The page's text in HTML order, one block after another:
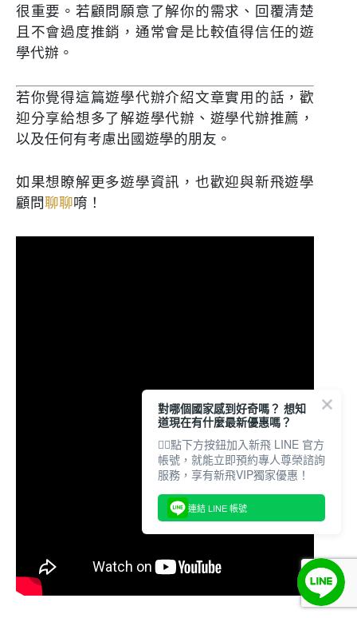
很重要。若顧問願意了解你的需求、回覆清楚
且不會過度推銷，通常會是比較值得信任的遊
學代辦。
若你覺得這篇遊學代辦介紹文章實用的話，歡
迎分享給想多了解遊學代辦、遊學代辦推薦，
以及任何有考慮出國遊學的朋友。
如果想瞭解更多遊學資訊，也歡迎與新飛遊學
顧問聊聊唷！
對哪個國家感到好奇嗎？ 想知
道現在有什麼最新優惠嗎？
👇🏻點下方按鈕加入新飛 LINE 官方
帳號，就能立即預約專人尊榮諮詢
服務，享有新飛VIP獨家優惠！
連結 LINE 帳號